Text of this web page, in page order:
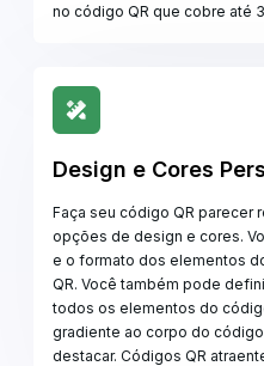
no código QR que cobre até
Design e Cores
Faça seu código QR parecer
opções de design e cores.
e o formato dos elementos
QR. Você também pode
todos os elementos do
gradiente ao corpo do
destacar. Códigos QR